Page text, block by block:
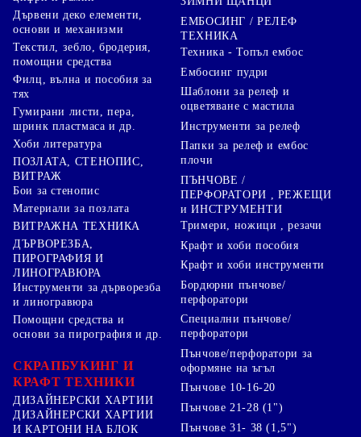
Дървени деко елементи,
основи и механизми
Текстил, зебло, бродерия,
помощни средства
Филц, вълна и пособия за
тях
Гумирани листи, пера,
шринк пластмаса и др.
Хоби литература
ПОЗЛАТА, СТЕНОПИС,
ВИТРАЖ
Бои за стенопис
Материали за позлата
ВИТРАЖНА ТЕХНИКА
ДЪРВОРЕЗБА,
ПИРОГРАФИЯ И
ЛИНОГРАВЮРА
Инструменти за дърворезба
и линогравюра
Помощни средства и
основи за пирография и др.
СКРАПБУКИНГ И
КРАФТ ТЕХНИКИ
ДИЗАЙНЕРСКИ ХАРТИИ
ДИЗАЙНЕРСКИ ХАРТИИ
И КАРТОНИ НА БЛОК
ЕМБОСИНГ / РЕЛЕФ
ТЕХНИКА
Техника - Топъл ембос
Ембосинг пудри
Шаблони за релеф и
оцветяване с мастила
Инструменти за релеф
Папки за релеф и ембос
плочи
ПЪНЧОВЕ /
ПЕРФОРАТОРИ , РЕЖЕЩИ
и ИНСТРУМЕНТИ
Тримери, ножици , резачи
Крафт и хоби пособия
Крафт и хоби инструменти
Бордюрни пънчове/
перфоратори
Специални пънчове/
перфоратори
Пънчове/перфоратори за
оформяне на ъгъл
Пънчове 10-16-20
Пънчове 21-28 (1")
Пънчове 31- 38 (1,5")